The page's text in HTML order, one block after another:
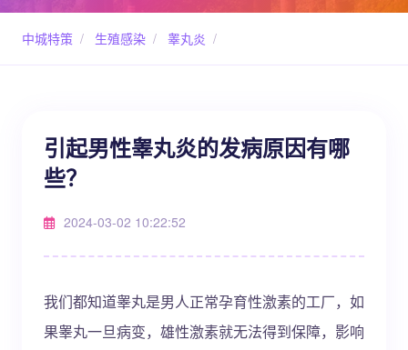
中城特策 / 生殖感染 / 睾丸炎 /
引起男性睾丸炎的发病原因有哪
些？
2024-03-02 10:22:52
我们都知道睾丸是男人正常孕育性激素的工厂，如
果睾丸一旦病变，雄性激素就无法得到保障，影响